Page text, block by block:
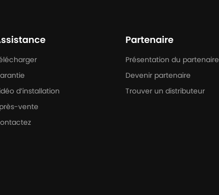
d’installation
vente
Partenaire
Présentation du partenaire
Devenir partenaire
Trouver un distributeur